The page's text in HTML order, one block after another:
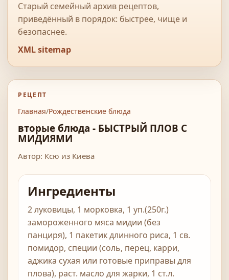
Старый семейный архив рецептов,
приведённый в порядок: быстрее, чище и
безопаснее.
XML sitemap
РЕЦЕПТ
Главная/Рождественские блюда
вторые блюда - БЫСТРЫЙ ПЛОВ С
МИДИЯМИ
Автор: Ксю из Киева
Ингредиенты
2 луковицы, 1 морковка, 1 уп.(250г.)
замороженного мяса мидии (без
панциря), 1 пакетик длинного риса, 1 св.
помидор, специи (соль, перец, карри,
аджика сухая или готовые приправы для
плова), раст. масло для жарки, 1 ст.л.